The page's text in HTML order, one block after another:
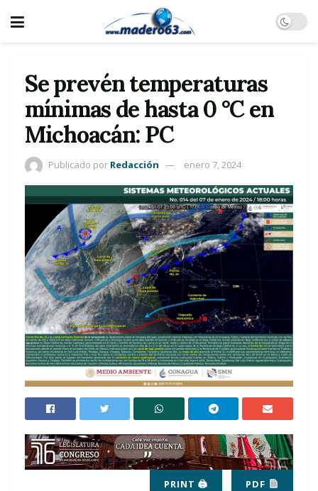
Se prevén temperaturas
mínimas de hasta 0 °C en
Michoacán: PC
Publicado por Redacción enero 7, 2024
PRINT 🖨 PDF